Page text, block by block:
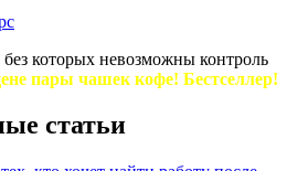
которых невозможны контроль
пары чашек кофе! Бестселлер!
статьи